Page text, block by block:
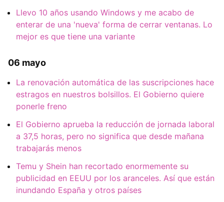
Llevo 10 años usando Windows y me acabo de
enterar de una 'nueva' forma de cerrar ventanas. Lo
mejor es que tiene una variante
06 mayo
La renovación automática de las suscripciones hace
estragos en nuestros bolsillos. El Gobierno quiere
ponerle freno
El Gobierno aprueba la reducción de jornada laboral
a 37,5 horas, pero no significa que desde mañana
trabajarás menos
Temu y Shein han recortado enormemente su
publicidad en EEUU por los aranceles. Así que están
inundando España y otros países